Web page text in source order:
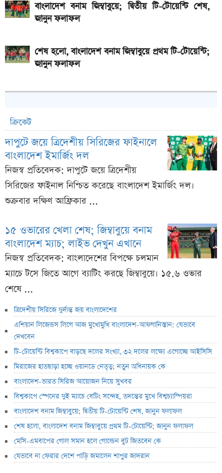
বাংলাদেশ বনাম জিম্বাবুয়ে; দ্বিতীয় টি-টোয়েন্টি শেষ,
জানুন ফলাফল
শেষ হলো, বাংলাদেশ বনাম জিম্বাবুয়ে প্রথম টি-টোয়েন্টি;
জানুন ফলাফল
ক্রিকেট
দাপুটে জয়ে ত্রিদেশীয় সিরিজের ফাইনালে
বাংলাদেশ ইমার্জিং দল
নিজস্ব প্রতিবেদক: দাপুটে জয়ে ত্রিদেশীয়
সিরিজের ফাইনাল নিশ্চিত করেছে বাংলাদেশ ইমার্জিং দল।
শুক্রবার দক্ষিণ আফ্রিকার ...
১৫ ওভারের খেলা শেষ; জিম্বাবুয়ে বনাম
বাংলাদেশ ম্যাচ; লাইভ দেখুন এখানে
নিজস্ব প্রতিবেদক: বাংলাদেশের বিপক্ষে চলমান
ম্যাচে টসে জিতে আগে ব্যাটিং করছে জিম্বাবুয়ে। ১৫.৬ ওভার
শেষে ...
ত্রিদেশীয় সিরিজে দুর্দান্ত জয় বাংলাদেশের
এশিয়ান লিজেন্ডস লিগে আজ মুখোমুখি বাংলাদেশ-আফগানিস্তান: যেভাবে
দেখবেন
টি-টোয়েন্টি বিশ্বকাপে বাড়ছে দলের সংখ্যা, ৩২ দলের লক্ষ্যে এগোচ্ছে আইসিসি
মিরাজের হাতছাড়া হচ্ছে ওয়ানডে নেতৃত্ব; নতুন অধিনায়ক কে
বাংলাদেশ-ভারত সিরিজ আয়োজন নিয়ে সুখবর
বিশ্বকাপে স্পেনের দুই ম্যাচে বেটিং সন্দেহ, তদন্তের মুখে বিশ্বচ্যাম্পিয়রা
বাংলাদেশ বনাম জিম্বাবুয়ে; দ্বিতীয় টি-টোয়েন্টি শেষ, জানুন ফলাফল
শেষ হলো, বাংলাদেশ বনাম জিম্বাবুয়ে প্রথম টি-টোয়েন্টি; জানুন ফলাফল
মেসি-এমবাপের গোল সমান হলে গোল্ডেন বুট জিতবেন কে
যেভাবে না ফেরার দেশে পাড়ি জমালেন শাপুর জাদরান